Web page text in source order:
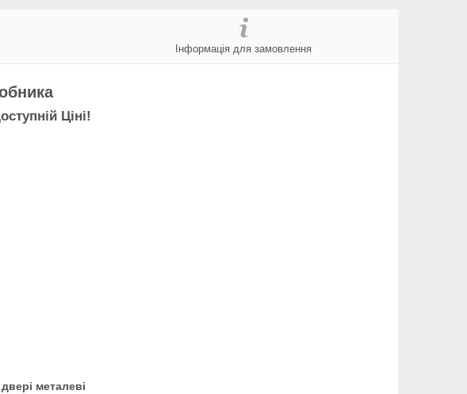
Інформація для замовлення
Ціні!
металеві